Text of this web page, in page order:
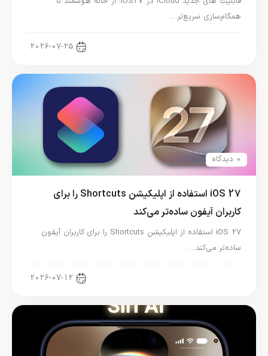
همگام‌سازی سریع‌تر…
2026-07-25
0 دیدگاه
iOS 27 استفاده از اپلیکیشن Shortcuts را برای
کاربران آیفون ساده‌تر می‌کند
iOS 27 استفاده از اپلیکیشن Shortcuts را برای کاربران آیفون
ساده‌تر می‌کند…
2026-07-12